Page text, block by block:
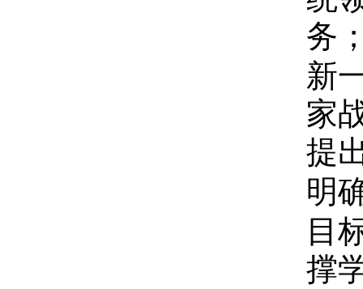
务
新
家
提
明
目
撑